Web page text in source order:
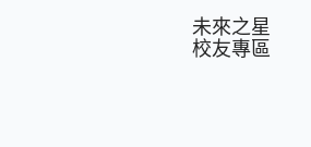
未來之星
校友專區